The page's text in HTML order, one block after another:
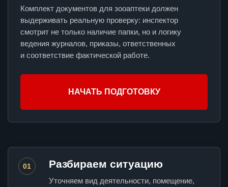
Комплект документов для зооаптеки должен
выдерживать реальную проверку: инспектор
смотрит не только наличие папки, но и логику
ведения журналов, приказы, ответственных
и соответствие фактической работе.
НАЧАТЬ ПОДГОТОВКУ
01 Разбираем ситуацию
Уточняем вид деятельности, помещение,